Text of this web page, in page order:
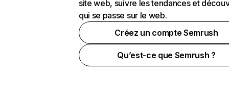
site web, suivre les tendances et
qui se passe sur le web.
Créez un compte Semrush
Qu’est-ce que Semrush ?